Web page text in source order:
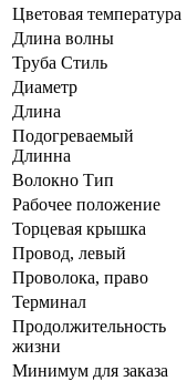
Цветовая температура
Длина волны
Труба Стиль
Диаметр
Длина
Подогреваемый
Длинна
Волокно Тип
Рабочее положение
Торцевая крышка
Провод, левый
Проволока, право
Терминал
Продолжительность
жизни
Минимум для заказа